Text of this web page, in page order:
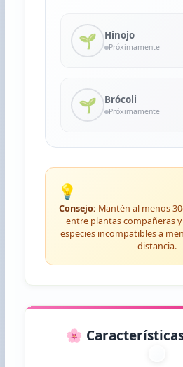
🌱 Hinojo
Próximamente
🌱 Brócoli
Próximamente
💡
Consejo: Mantén al menos
entre plantas compañeras
especies incompatibles a
distancia.
🌸